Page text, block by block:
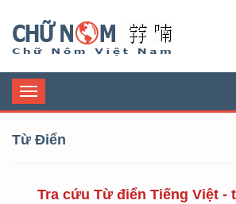
Toggle
navigation
Từ Điển
Tra cứu Từ điển Tiếng Việt -